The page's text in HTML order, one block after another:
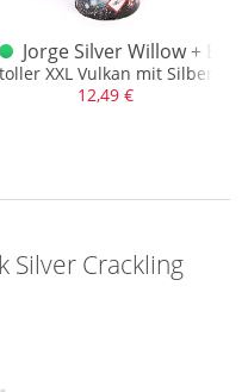
Jorge Silver Willow + Blue
toller XXL Vulkan mit Silber
12,49 €
Silver Crackling